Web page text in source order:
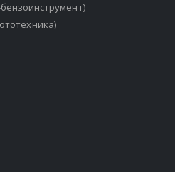
бензоинструмент)